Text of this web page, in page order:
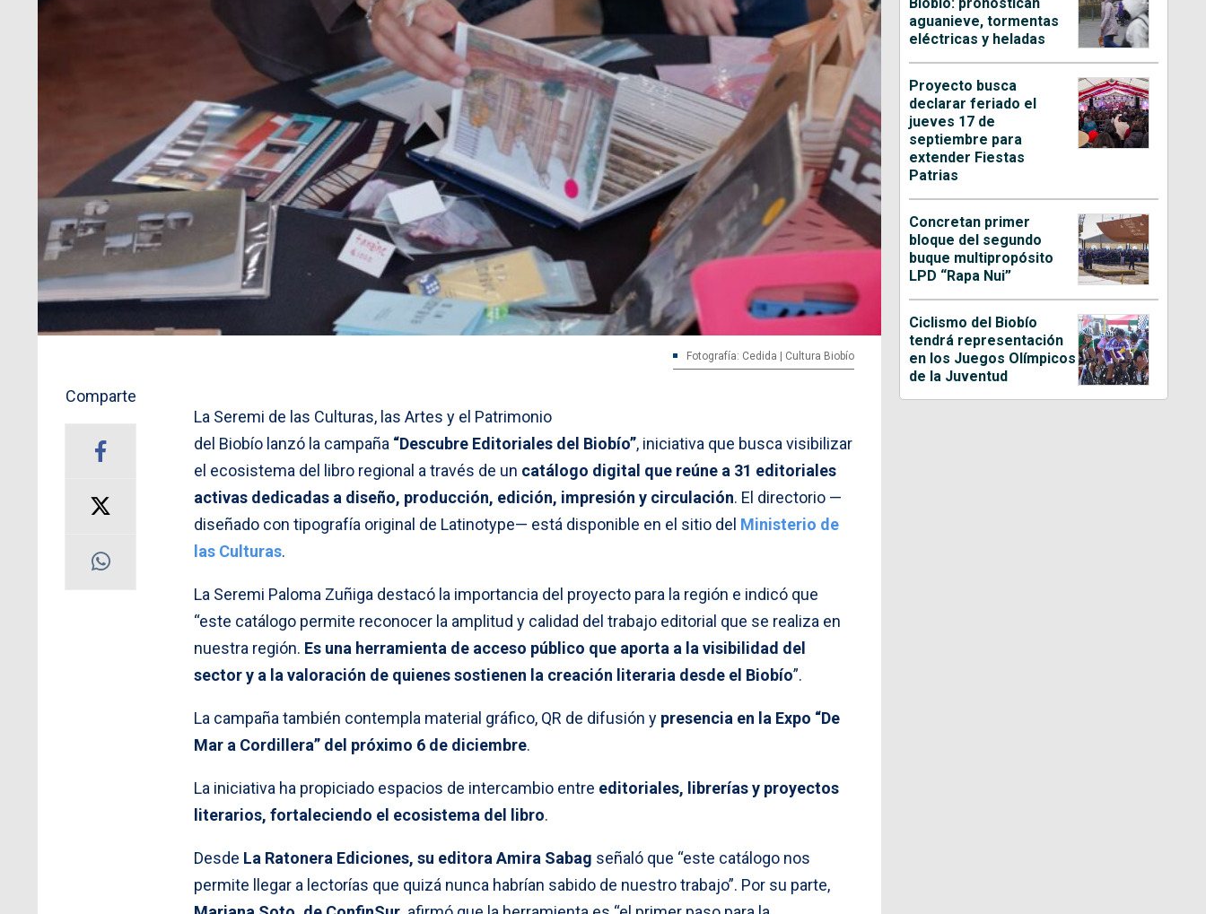
Fotografía: Cedida | Cultura Biobío
Comparte
La Seremi de las Culturas, las Artes y el Patrimonio
del Biobío lanzó la campaña “Descubre Editoriales del Biobío”, iniciativa que busca visibilizar
el ecosistema del libro regional a través de un catálogo digital que reúne a 31 editoriales
activas dedicadas a diseño, producción, edición, impresión y circulación. El directorio —
diseñado con tipografía original de Latinotype— está disponible en el sitio del Ministerio de
las Culturas.
La Seremi Paloma Zuñiga destacó la importancia del proyecto para la región e indicó que
“este catálogo permite reconocer la amplitud y calidad del trabajo editorial que se realiza en
nuestra región. Es una herramienta de acceso público que aporta a la visibilidad del
sector y a la valoración de quienes sostienen la creación literaria desde el Biobío”.
La campaña también contempla material gráfico, QR de difusión y presencia en la Expo “De
Mar a Cordillera” del próximo 6 de diciembre.
La iniciativa ha propiciado espacios de intercambio entre editoriales, librerías y proyectos
literarios, fortaleciendo el ecosistema del libro.
Desde La Ratonera Ediciones, su editora Amira Sabag señaló que “este catálogo nos
permite llegar a lectorías que quizá nunca habrían sabido de nuestro trabajo”. Por su parte,
aguanieve, tormentas
eléctricas y heladas
Proyecto busca
declarar feriado el
jueves 17 de
septiembre para
extender Fiestas
Patrias
Concretan primer
bloque del segundo
buque multipropósito
LPD “Rapa Nui”
Ciclismo del Biobío
tendrá representación
en los Juegos Olímpicos
de la Juventud